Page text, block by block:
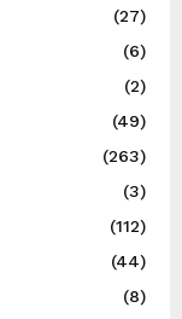
(27)
(6)
(2)
(49)
(263)
(3)
(112)
(44)
(8)